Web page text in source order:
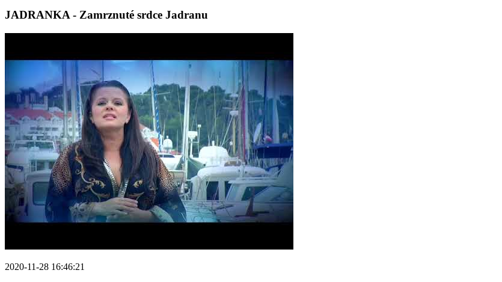
JADRANKA - Zamrznuté srdce Jadranu
2020-11-28 16:46:21